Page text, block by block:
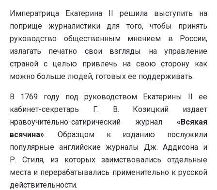
Императрица Екатерина II решила выступить на
поприще журналистики для того, чтобы принять
руководство общественным мнением в России,
излагать печатно свои взгляды на управление
страной с целью привлечь на свою сторону как
можно больше людей, готовых ее поддерживать.
В 1769 году под руководством Екатерины II ее
кабинет-секретарь Г. В. Козицкий издает
нравоучительно-сатирический журнал «Всякая
всячина». Образцом к изданию послужили
популярные английские журналы Дж. Аддисона и
Р. Стиля, из которых заимствовались отдельные
места и перерабатывались применительно к русской
действительности.